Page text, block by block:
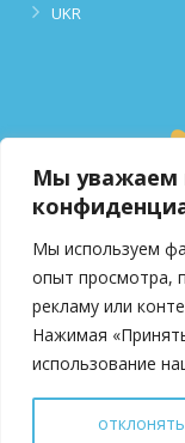
Мы уважаем
Мы используем
опыт просмотра,
рекламу или
Нажимая
использование
отклонять
UKR